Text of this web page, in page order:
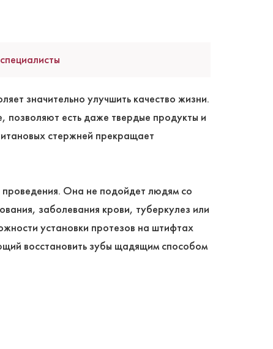
значительно улучшить качество жизни.
есть даже твердые продукты и
стержней прекращает
Она не подойдет людям со
заболевания крови, туберкулез или
установки протезов на штифтах
восстановить зубы щадящим способом